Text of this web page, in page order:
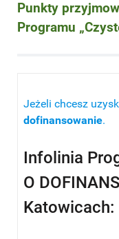
Punkty
Programu
Jeżeli chcesz
dofinansowanie.
Infolinia
O
Katowicach: